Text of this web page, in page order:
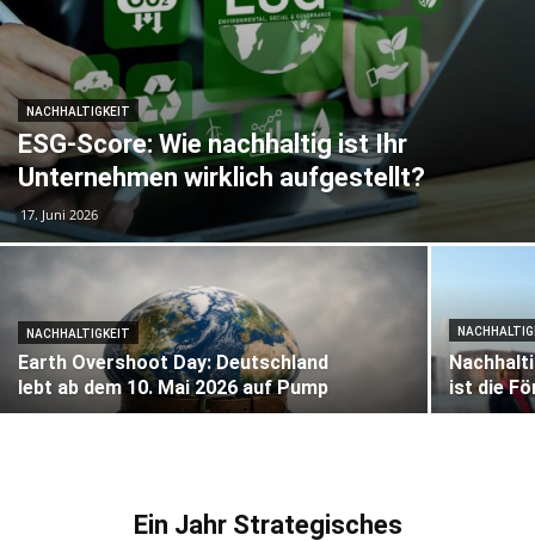
NACHHALTIGKEIT
ESG-Score: Wie nachhaltig ist Ihr
Unternehmen wirklich aufgestellt?
17. Juni 2026
NACHHALTIGKEIT
Earth Overshoot Day: Deutschland
lebt ab dem 10. Mai 2026 auf Pump
ist die
Ein Jahr Strategisches